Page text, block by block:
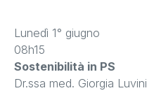
Lunedì 1° giugno
08h15
Sostenibilità in PS
Dr.ssa med. Giorgia Luvini